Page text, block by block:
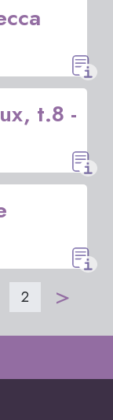
t.8 -
2 >